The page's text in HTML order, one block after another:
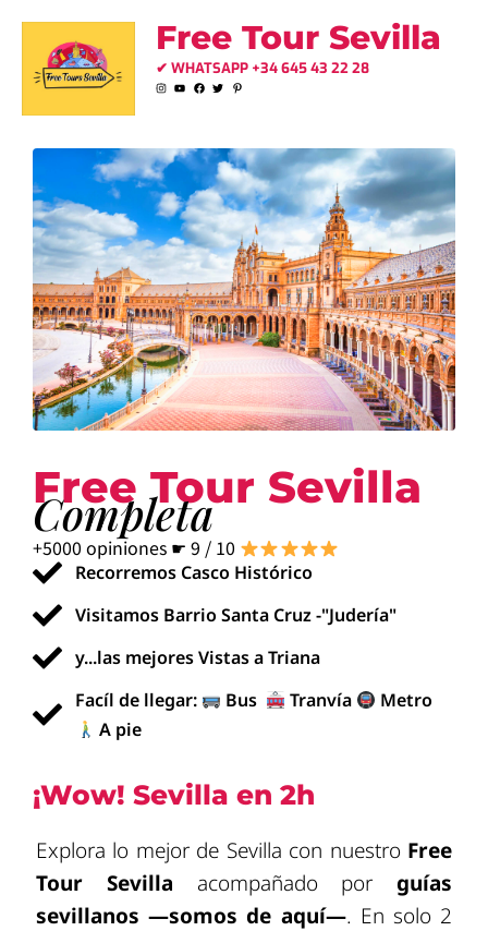
contenido
Free Tour Sevilla
✔ WHATSAPP +34 645 43 22 28
Free Tour Sevilla
Completa
+5000 opiniones ☛ 9 / 10
Recorremos Casco Histórico
Visitamos Barrio Santa Cruz -"Judería"
y...las mejores Vistas a Triana
Facíl de llegar:
Bus Tranvía
Metro
A pie
¡Wow! Sevilla en 2h
Explora lo mejor de Sevilla con nuestro Free
Tour Sevilla acompañado por guías
sevillanos —somos de aquí—. En solo 2